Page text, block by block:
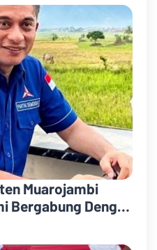
Muarojambi
Bergabung Dengan